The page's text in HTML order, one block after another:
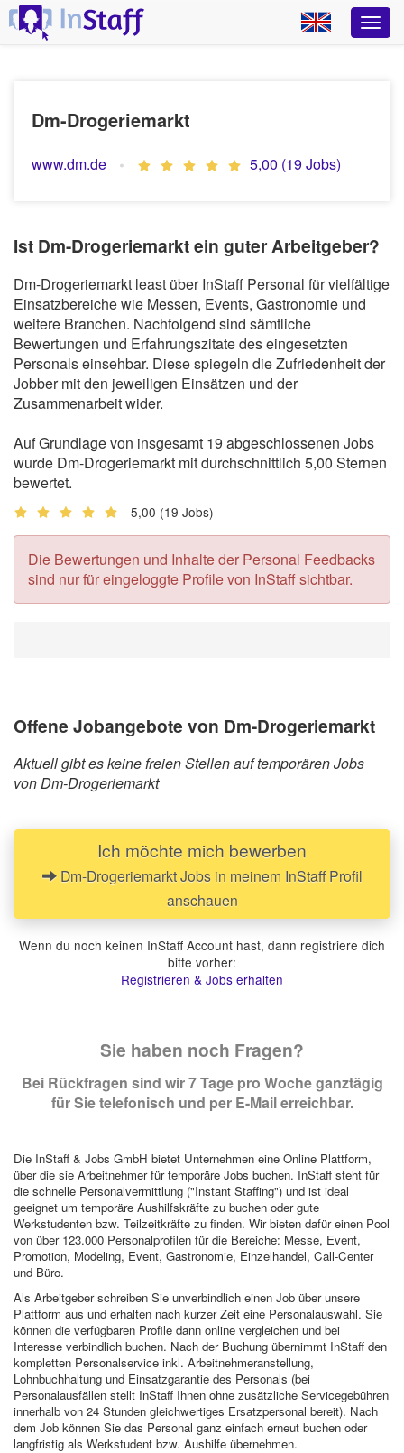
Dm-Drogeriemarkt
www.dm.de 5,00 (19 Jobs)
Ist Dm-Drogeriemarkt ein guter Arbeitgeber?
Dm-Drogeriemarkt least über InStaff Personal für vielfältige
Einsatzbereiche wie Messen, Events, Gastronomie und
weitere Branchen. Nachfolgend sind sämtliche
Bewertungen und Erfahrungszitate des eingesetzten
Personals einsehbar. Diese spiegeln die Zufriedenheit der
Jobber mit den jeweiligen Einsätzen und der
Zusammenarbeit wider.
Auf Grundlage von insgesamt 19 abgeschlossenen Jobs
wurde Dm-Drogeriemarkt mit durchschnittlich 5,00 Sternen
bewertet.
5,00 (19 Jobs)
Die Bewertungen und Inhalte der Personal Feedbacks
sind nur für eingeloggte Profile von InStaff sichtbar.
Offene Jobangebote von Dm-Drogeriemarkt
Aktuell gibt es keine freien Stellen auf temporären Jobs
von Dm-Drogeriemarkt
Ich möchte mich bewerben
Dm-Drogeriemarkt Jobs in meinem InStaff Profil
anschauen
Wenn du noch keinen InStaff Account hast, dann registriere dich
bitte vorher:
Registrieren & Jobs erhalten
Sie haben noch Fragen?
Bei Rückfragen sind wir 7 Tage pro Woche ganztägig
für Sie telefonisch und per E-Mail erreichbar.
Die InStaff & Jobs GmbH bietet Unternehmen eine Online Plattform,
über die sie Arbeitnehmer für temporäre Jobs buchen. InStaff steht für
die schnelle Personalvermittlung ("Instant Staffing") und ist ideal
geeignet um temporäre Aushilfskräfte zu buchen oder gute
Werkstudenten bzw. Teilzeitkräfte zu finden. Wir bieten dafür einen Pool
von über 123.000 Personalprofilen für die Bereiche: Messe, Event,
Promotion, Modeling, Event, Gastronomie, Einzelhandel, Call-Center
und Büro.
Als Arbeitgeber schreiben Sie unverbindlich einen Job über unsere
Plattform aus und erhalten nach kurzer Zeit eine Personalauswahl. Sie
können die verfügbaren Profile dann online vergleichen und bei
Interesse verbindlich buchen. Nach der Buchung übernimmt InStaff den
kompletten Personalservice inkl. Arbeitnehmeranstellung,
Lohnbuchhaltung und Einsatzgarantie des Personals (bei
Personalausfällen stellt InStaff Ihnen ohne zusätzliche Servicegebühren
innerhalb von 24 Stunden gleichwertiges Ersatzpersonal bereit). Nach
dem Job können Sie das Personal ganz einfach erneut buchen oder
langfristig als Werkstudent bzw. Aushilfe übernehmen.